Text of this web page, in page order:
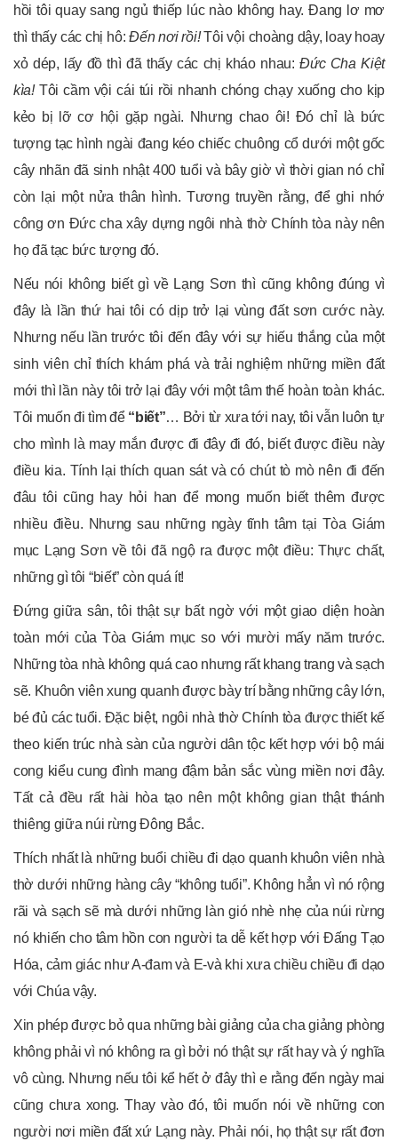
hồi tôi quay sang ngủ thiếp lúc nào không hay. Đang lơ mơ
thì thấy các chị hô:Đến nơi rồi!Tôi vội choàng dậy, loay hoay
xỏ dép, lấy đồ thì đã thấy các chị kháo nhau:Đức Cha Kiệt
kìa!Tôi cầm vội cái túi rồi nhanh chóng chạy xuống cho kịp
kẻo bị lỡ cơ hội gặp ngài. Nhưng chao ôi! Đó chỉ là bức
tượng tạc hình ngài đang kéo chiếc chuông cổ dưới một gốc
cây nhãn đã sinh nhật 400 tuổi và bây giờ vì thời gian nó chỉ
còn lại một nửa thân hình. Tương truyền rằng, để ghi nhớ
công ơn Đức cha xây dựng ngôi nhà thờ Chính tòa này nên
họ đã tạc bức tượng đó.
Nếu nói không biết gì về Lạng Sơn thì cũng không đúng vì
đây là lần thứ hai tôi có dịp trở lại vùng đất sơn cước này.
Nhưng nếu lần trước tôi đến đây với sự hiếu thắng của một
sinh viên chỉ thích khám phá và trải nghiệm những miền đất
mới thì lần này tôi trở lại đây với một tâm thế hoàn toàn khác.
Tôi muốn đi tìm để “biết”… Bởi từ xưa tới nay, tôi vẫn luôn tự
cho mình là may mắn được đi đây đi đó, biết được điều này
điều kia. Tính lại thích quan sát và có chút tò mò nên đi đến
đâu tôi cũng hay hỏi han để mong muốn biết thêm được
nhiều điều. Nhưng sau những ngày tĩnh tâm tại Tòa Giám
mục Lạng Sơn về tôi đã ngộ ra được một điều: Thực chất,
những gì tôi “biết” còn quá ít!
Đứng giữa sân, tôi thật sự bất ngờ với một giao diện hoàn
toàn mới của Tòa Giám mục so với mười mấy năm trước.
Những tòa nhà không quá cao nhưng rất khang trang và sạch
sẽ. Khuôn viên xung quanh được bày trí bằng những cây lớn,
bé đủ các tuổi. Đặc biệt, ngôi nhà thờ Chính tòa được thiết kế
theo kiến trúc nhà sàn của người dân tộc kết hợp với bộ mái
cong kiểu cung đình mang đậm bản sắc vùng miền nơi đây.
Tất cả đều rất hài hòa tạo nên một không gian thật thánh
thiêng giữa núi rừng Đông Bắc.
Thích nhất là những buổi chiều đi dạo quanh khuôn viên nhà
thờ dưới những hàng cây “không tuổi”. Không hẳn vì nó rộng
rãi và sạch sẽ mà dưới những làn gió nhè nhẹ của núi rừng
nó khiến cho tâm hồn con người ta dễ kết hợp với Đấng Tạo
Hóa, cảm giác như A-đam và E-và khi xưa chiều chiều đi dạo
với Chúa vậy.
Xin phép được bỏ qua những bài giảng của cha giảng phòng
không phải vì nó không ra gì bởi nó thật sự rất hay và ý nghĩa
vô cùng. Nhưng nếu tôi kể hết ở đây thì e rằng đến ngày mai
cũng chưa xong. Thay vào đó, tôi muốn nói về những con
người nơi miền đất xứ Lạng này. Phải nói, họ thật sự rất đơn